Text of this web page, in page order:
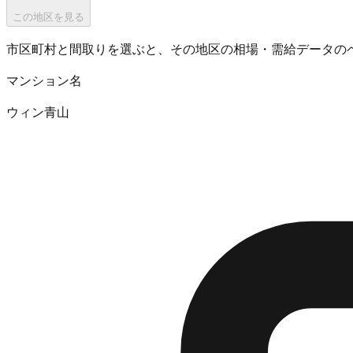
この地区を見る
市区町村と間取りを選ぶと、その地区の相場・需給データの
マンション名
ウィン青山